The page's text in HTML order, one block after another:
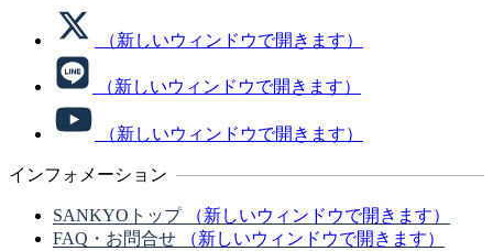
（新しいウィンドウで開きます）
（新しいウィンドウで開きます）
（新しいウィンドウで開きます）
インフォメーション
SANKYOトップ
（新しいウィンドウで開きます）
FAQ・お問合せ
（新しいウィンドウで開きます）